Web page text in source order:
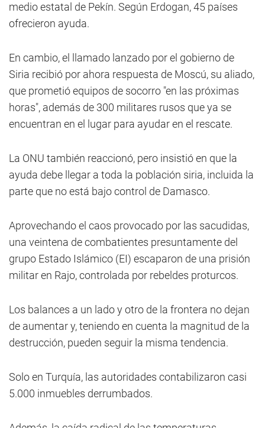
medio estatal de Pekín. Según Erdogan, 45 países
ofrecieron ayuda.
En cambio, el llamado lanzado por el gobierno de
Siria recibió por ahora respuesta de Moscú, su aliado,
que prometió equipos de socorro "en las próximas
horas", además de 300 militares rusos que ya se
encuentran en el lugar para ayudar en el rescate.
La ONU también reaccionó, pero insistió en que la
ayuda debe llegar a toda la población siria, incluida la
parte que no está bajo control de Damasco.
Aprovechando el caos provocado por las sacudidas,
una veintena de combatientes presuntamente del
grupo Estado Islámico (EI) escaparon de una prisión
militar en Rajo, controlada por rebeldes proturcos.
Los balances a un lado y otro de la frontera no dejan
de aumentar y, teniendo en cuenta la magnitud de la
destrucción, pueden seguir la misma tendencia.
Solo en Turquía, las autoridades contabilizaron casi
5.000 inmuebles derrumbados.